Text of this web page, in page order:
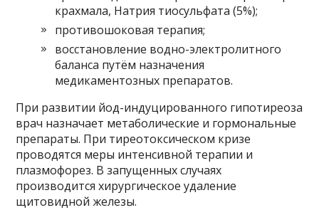
крахмала, Натрия тиосульфата (5%);
противошоковая терапия;
восстановление водно-электролитного
баланса путём назначения
медикаментозных препаратов.
При развитии йод-индуцированного гипотиреоза
врач назначает метаболические и гормональные
препараты. При тиреотоксическом кризе
проводятся меры интенсивной терапии и
плазмофорез. В запущенных случаях
производится хирургическое удаление
щитовидной железы.